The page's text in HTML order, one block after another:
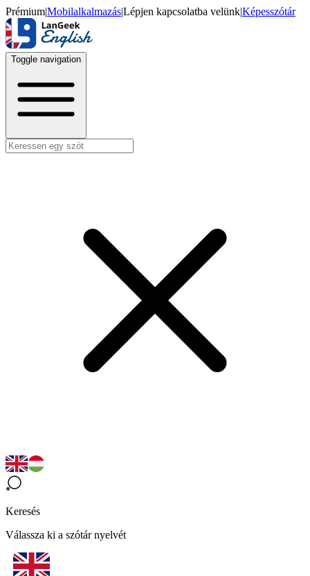
Prémium|Mobilalkalmazás|Lépjen kapcsolatba velünk|Képesszótár
Toggle navigation
Keresés
Válassza ki a szótár nyelvét